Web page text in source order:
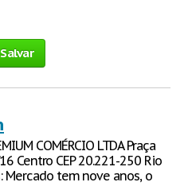
Salvar
COMÉRCIO LTDA Praça
Centro CEP 20.221-250 Rio
Mercado tem nove anos, o